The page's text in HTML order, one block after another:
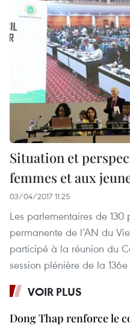
Situation et
femmes et aux
03/04/2017 11:25
Les parlementaires de
permanente de l’AN du
participé à la réunion du
session plénière de la
VOIR PLUS
Dong Thap renforce le